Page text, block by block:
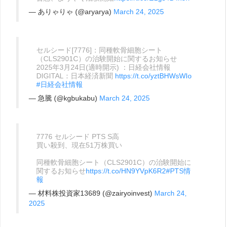
— ありゃりゃ (@aryarya) March 24, 2025
セルシード[7776]：同種軟骨細胞シート
（CLS2901C）の治験開始に関するお知らせ
2025年3月24日(適時開示) ：日経会社情報
DIGITAL：日本経済新聞 https://t.co/yztBHWsWIo
#日経会社情報
— 急騰 (@kgbukabu) March 24, 2025
7776 セルシード PTS S高
買い殺到、現在51万株買い
同種軟骨細胞シート（CLS2901C）の治験開始に
関するお知らせhttps://t.co/HN9YVpK6R2#PTS情
報
— 材料株投資家13689 (@zairyoinvest) March 24,
2025